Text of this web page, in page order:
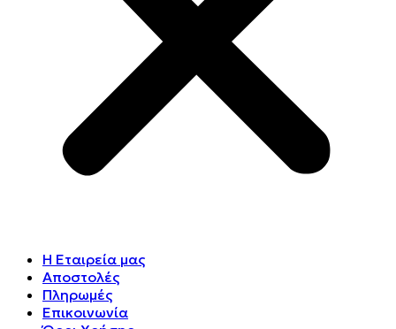
Η Εταιρεία μας
Αποστολές
Πληρωμές
Επικοινωνία